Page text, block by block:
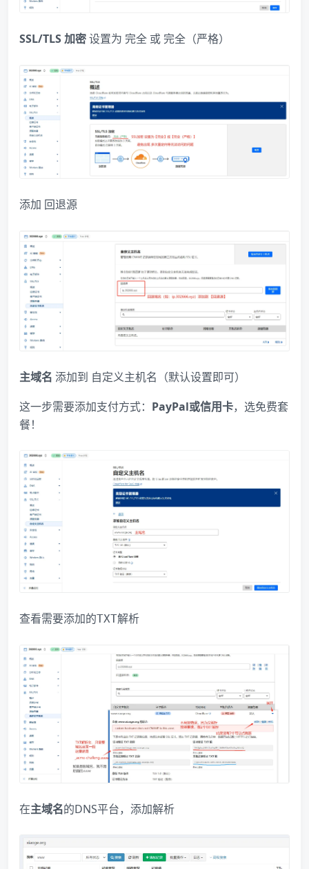
SSL/TLS 加密设置为 完全 ​ 或 完全（严格）
添加 回退源
主域名 添加到 自定义主机名​
（默认设置即可）
这一步需要添加支付方式： PayPal或信用卡，选免费套
餐！
查看需要添加的TXT解析​
在主域名的DNS平台，添加解析